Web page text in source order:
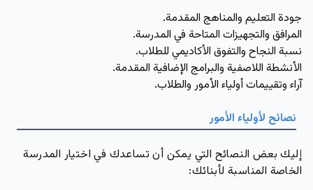
جودة التعليم والمناهج المقدمة.
المرافق والتجهيزات المتاحة في المدرسة.
نسبة النجاح والتفوق الأكاديمي للطلاب.
الأنشطة اللاصفية والبرامج الإضافية المقدمة.
آراء وتقييمات أولياء الأمور والطلاب.
نصائح لأولياء الأمور
إليك بعض النصائح التي يمكن أن تساعدك في اختيار المدرسة
الخاصة المناسبة لأبنائك: